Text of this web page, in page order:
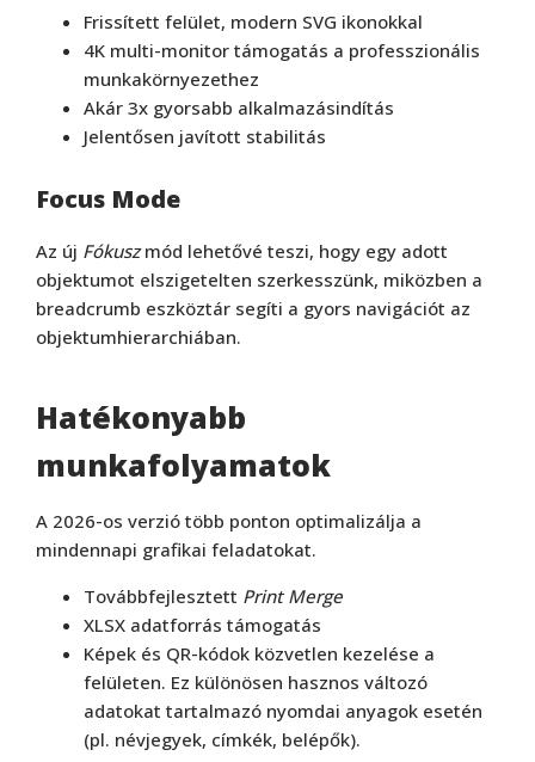
Frissített felület, modern SVG ikonokkal
4K multi-monitor támogatás a professzionális
munkakörnyezethez
Akár 3x gyorsabb alkalmazásindítás
Jelentősen javított stabilitás
Focus Mode
Az új Fókuszmód lehetővé teszi, hogy egy adott
objektumot elszigetelten szerkesszünk, miközben a
breadcrumb eszköztár segíti a gyors navigációt az
objektumhierarchiában.
Hatékonyabb
munkafolyamatok
A 2026-os verzió több ponton optimalizálja a
mindennapi grafikai feladatokat.
Továbbfejlesztett Print Merge
XLSX adatforrás támogatás
Képek és QR-kódok közvetlen kezelése a
felületen. Ez különösen hasznos változó
adatokat tartalmazó nyomdai anyagok esetén
(pl. névjegyek, címkék, belépők).